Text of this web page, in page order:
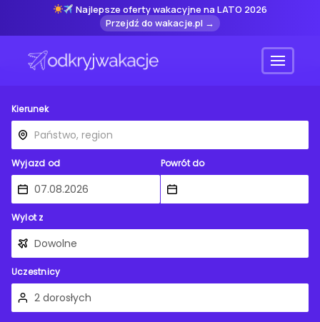
Najlepsze oferty wakacyjne na LATO 2026
Przejdź do wakacje.pl →
Menu
Kierunek
Wyjazd od Powrót do
Wylot z
Uczestnicy